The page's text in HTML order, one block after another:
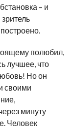
– и
полюбил,
лучшее, что
Но он
своими
минуту
Человек